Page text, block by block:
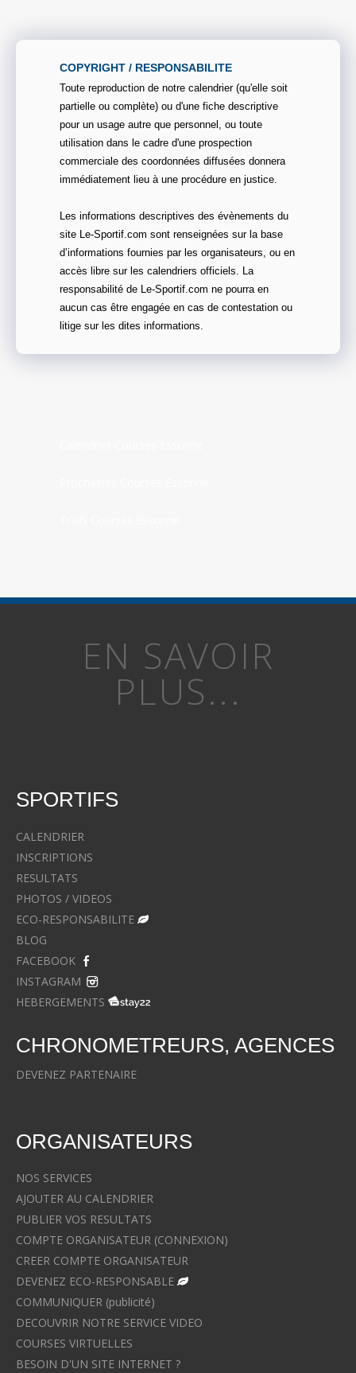
COPYRIGHT / RESPONSABILITE
Toute reproduction de notre calendrier (qu'elle soit
partielle ou complète) ou d'une fiche descriptive
pour un usage autre que personnel, ou toute
utilisation dans le cadre d'une prospection
commerciale des coordonnées diffusées donnera
immédiatement lieu à une procédure en justice.
Les informations descriptives des évènements du
site Le-Sportif.com sont renseignées sur la base
d’informations fournies par les organisateurs, ou en
accès libre sur les calendriers officiels. La
responsabilité de Le-Sportif.com ne pourra en
aucun cas être engagée en cas de contestation ou
litige sur les dites informations.
EN SAVOIR
PLUS...
SPORTIFS
CALENDRIER
INSCRIPTIONS
RESULTATS
PHOTOS / VIDEOS
ECO-RESPONSABILITE
BLOG
FACEBOOK
INSTAGRAM
HEBERGEMENTS
CHRONOMETREURS, AGENCES
DEVENEZ PARTENAIRE
ORGANISATEURS
NOS SERVICES
AJOUTER AU CALENDRIER
PUBLIER VOS RESULTATS
COMPTE ORGANISATEUR (CONNEXION)
CREER COMPTE ORGANISATEUR
DEVENEZ ECO-RESPONSABLE
COMMUNIQUER (publicité)
DECOUVRIR NOTRE SERVICE VIDEO
COURSES VIRTUELLES
BESOIN D'UN SITE INTERNET ?